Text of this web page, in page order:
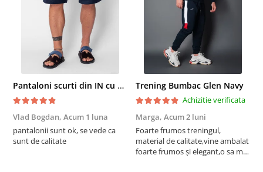
Pantaloni scurti din IN cu nasture si snur Navy
Vlad Bogdan, Acum 1 luna
pantalonii sunt ok, se vede ca
sunt de calitate
Trening Bumbac Glen Navy
Achizitie verificata
Marga, Acum 2 luni
Foarte frumos treningul,
material de calitate,vine ambalat
foarte frumos și elegant,o sa mai